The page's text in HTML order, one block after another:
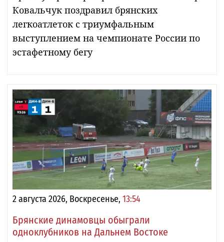
Ковальчук поздравил брянских
легкоатлеток с триумфальным
выступлением на чемпионате России по
эстафетному бегу
2 августа 2026, Воскресенье, 13:54
Брянские динамовцы обыграли
одноклубников на Дальнем Востоке